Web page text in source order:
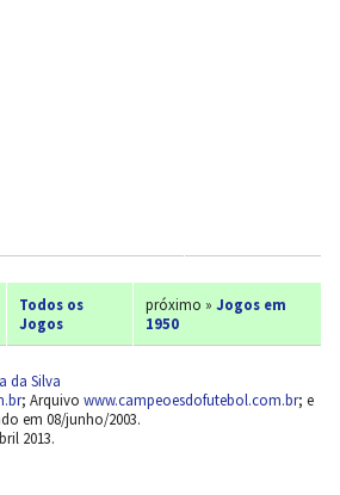
Todos os
Jogos
próximo » Jogos em
1950
da Silva
; Arquivo www.campeoesdofutebol.com.br; e
em 08/junho/2003.
2013.